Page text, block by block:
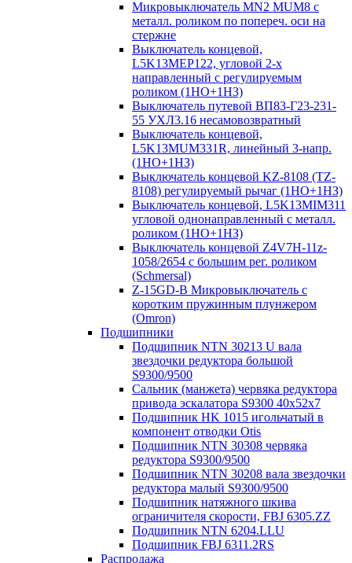
Микровыключатель MN2 MUM8 с
металл. роликом по попереч. оси на
стержне
Выключатель концевой,
L5K13MEP122, угловой 2-х
направленный с регулируемым
роликом (1НО+1НЗ)
Выключатель путевой ВП83-Г23-231-
55 УХЛ3.16 несамовозвратный
Выключатель концевой,
L5K13MUM331R, линейный 3-напр.
(1НО+1НЗ)
Выключатель концевой KZ-8108 (TZ-
8108) регулируемый рычаг (1НО+1НЗ)
Выключатель концевой, L5K13MIM311
угловой однонаправленный с металл.
роликом (1НО+1НЗ)
Выключатель концевой Z4V7H-11z-
1058/2654 с большим рег. роликом
(Schmersal)
Z-15GD-B Микровыключатель с
коротким пружинным плунжером
(Omron)
Подшипники
Подшипник NTN 30213 U вала
звездочки редуктора большой
S9300/9500
Сальник (манжета) червяка редуктора
привода эскалатора S9300 40х52х7
Подшипник HK 1015 игольчатый в
компонент отводки Otis
Подшипник NTN 30308 червяка
редуктора S9300/9500
Подшипник NTN 30208 вала звездочки
редуктора малый S9300/9500
Подшипник натяжного шкива
ограничителя скорости, FBJ 6305.ZZ
Подшипник NTN 6204.LLU
Подшипник FBJ 6311.2RS
Распродажа